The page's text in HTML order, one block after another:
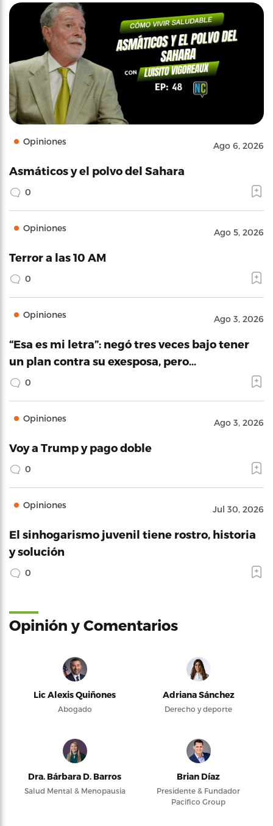
Opiniones Ago 6, 2026
Asmáticos y el polvo del Sahara
0
Opiniones Ago 5, 2026
Terror a las 10 AM
0
Opiniones Ago 3, 2026
“Esa es mi letra”: negó tres veces bajo tener
un plan contra su exesposa, pero…
0
Opiniones Ago 3, 2026
Voy a Trump y pago doble
0
Opiniones Jul 30, 2026
El sinhogarismo juvenil tiene rostro, historia
y solución
0
Opinión y Comentarios
Lic Alexis Quiñones
Abogado
Adriana Sánchez
Derecho y deporte
Dra. Bárbara D. Barros
Salud Mental & Menopausia
Brian Díaz
Presidente & Fundador
Pacifico Group